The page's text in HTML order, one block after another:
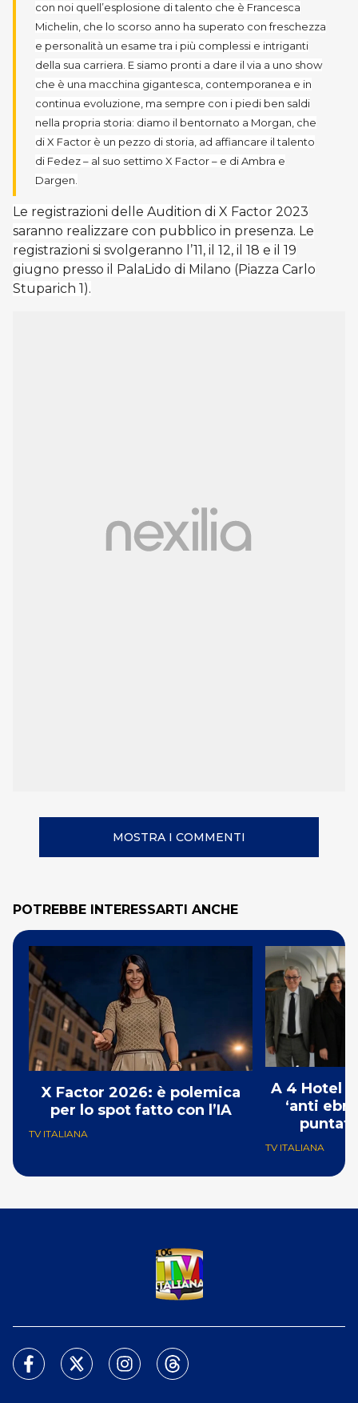
con noi quell’esplosione di talento che è Francesca
Michelin, che lo scorso anno ha superato con freschezza
e personalità un esame tra i più complessi e intriganti
della sua carriera. E siamo pronti a dare il via a uno show
che è una macchina gigantesca, contemporanea e in
continua evoluzione, ma sempre con i piedi ben saldi
nella propria storia: diamo il bentornato a Morgan, che
di X Factor è un pezzo di storia, ad affiancare il talento
di Fedez – al suo settimo X Factor – e di Ambra e
Dargen.
Le registrazioni delle Audition di X Factor 2023
saranno realizzare con pubblico in presenza. Le
registrazioni si svolgeranno l’11, il 12, il 18 e il 19
giugno presso il PalaLido di Milano (Piazza Carlo
Stuparich 1).
MOSTRA I COMMENTI
POTREBBE INTERESSARTI ANCHE
X Factor 2026: è polemica
per lo spot fatto con l’IA
TV ITALIANA
A 4 Hotel
‘anti
TV ITALIANA